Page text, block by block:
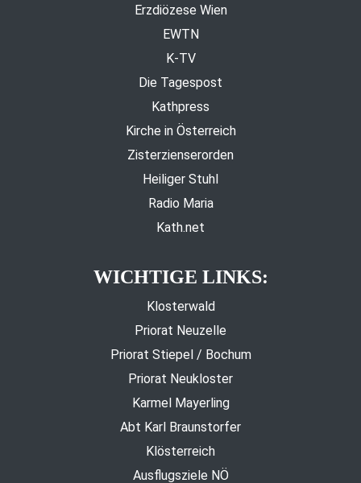
Erzdiözese Wien
EWTN
K-TV
Die Tagespost
Kathpress
Kirche in Österreich
Zisterzienserorden
Heiliger Stuhl
Radio Maria
Kath.net
WICHTIGE LINKS:
Klosterwald
Priorat Neuzelle
Priorat Stiepel / Bochum
Priorat Neukloster
Karmel Mayerling
Abt Karl Braunstorfer
Klösterreich
Ausflugsziele NÖ